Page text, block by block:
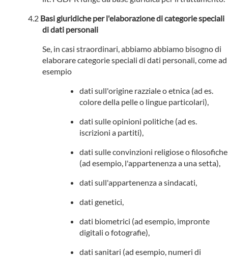
Basi giuridiche per l'elaborazione di categorie speciali
di dati personali
Se, in casi straordinari, abbiamo abbiamo bisogno di
elaborare categorie speciali di dati personali, come ad
esempio
dati sull'origine razziale o etnica (ad es.
colore della pelle o lingue particolari),
dati sulle opinioni politiche (ad es.
iscrizioni a partiti),
dati sulle convinzioni religiose o filosofiche
(ad esempio, l'appartenenza a una setta),
dati sull'appartenenza a sindacati,
dati genetici,
dati biometrici (ad esempio, impronte
digitali o fotografie),
dati sanitari (ad esempio, numeri di